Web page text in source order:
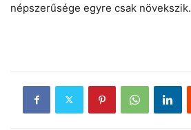
népszerűsége egyre csak növekszik.